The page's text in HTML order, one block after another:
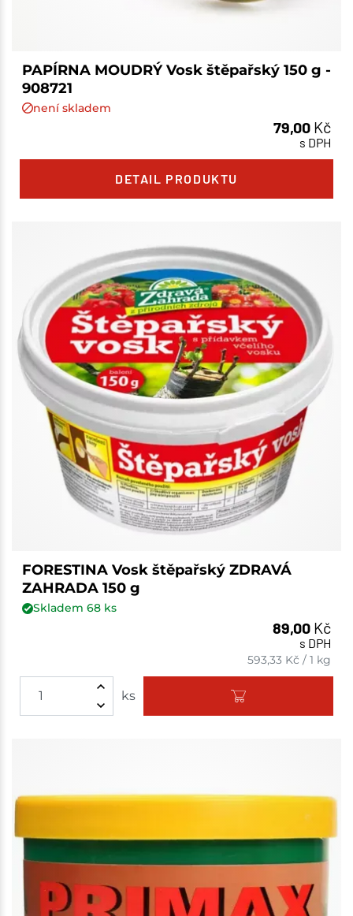
PAPÍRNA MOUDRÝ Vosk štěpařský 150 g -
908721
není skladem
79,00 Kč
s DPH
DETAIL PRODUKTU
FORESTINA Vosk štěpařský ZDRAVÁ
ZAHRADA 150 g
Skladem 68ks
89,00 Kč
s DPH
593,33 Kč /1 kg
ks